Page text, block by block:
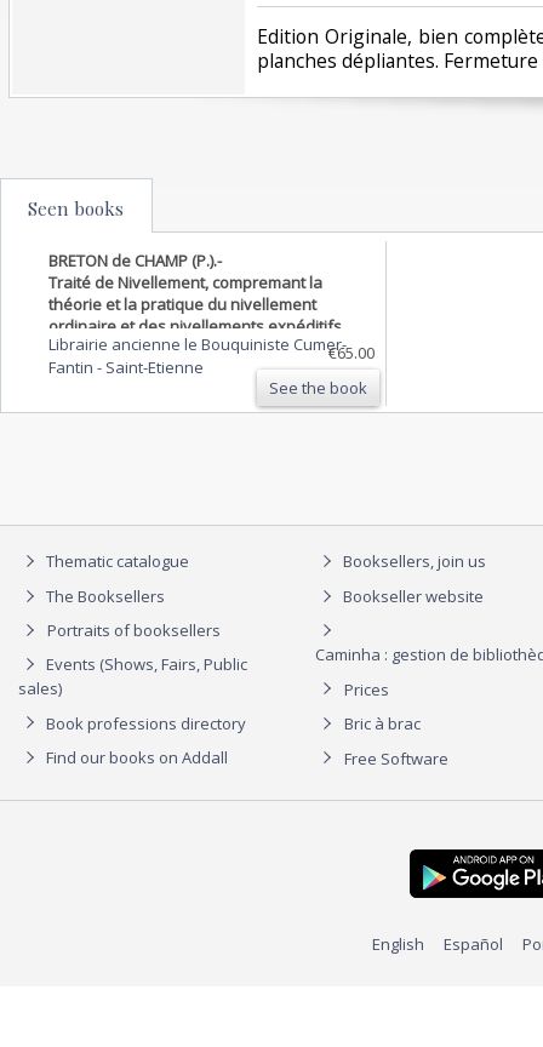
‎Edition Originale, bien
planches dépliantes.
Seen books
BRETON de CHAMP (P.).-
Traité de Nivellement, compremant la
théorie et la pratique du nivellement
ordinaire et des nivellements expéditifs
dits préparatoires ou de reconnaissance.
Librairie ancienne le Bouquiniste Cumer-
Fantin - Saint-Etienne
€65.00
See the book
Thematic catalogue
The Booksellers
Portraits of booksellers
Events (Shows, Fairs, Public
sales)
Book professions directory
Find our books on Addall
Booksellers, join us
Bookseller website
Caminha : gestion de
Prices
Bric à brac
Free Software
English Español